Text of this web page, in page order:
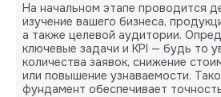
На начальном этапе проводится
изучение вашего бизнеса,
а также целевой аудитории.
ключевые задачи и KPI — будь то
количества заявок, снижение
или повышение узнаваемости.
фундамент обеспечивает